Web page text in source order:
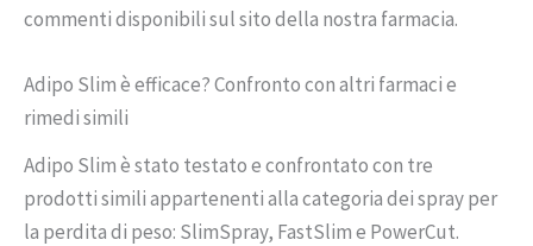
commenti disponibili sul sito della nostra farmacia.
Adipo Slim è efficace? Confronto con altri farmaci e
rimedi simili
Adipo Slim è stato testato e confrontato con tre
prodotti simili appartenenti alla categoria dei spray per
la perdita di peso: SlimSpray, FastSlim e PowerCut.